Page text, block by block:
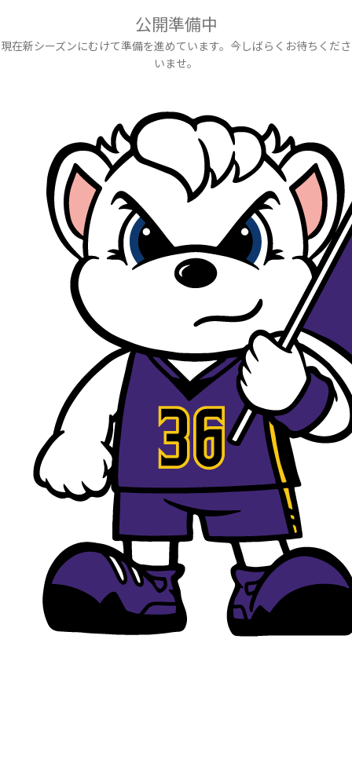
公開準備中
現在新シーズンにむけて準備を進めています。今しばらくお待ちくださ
いませ。